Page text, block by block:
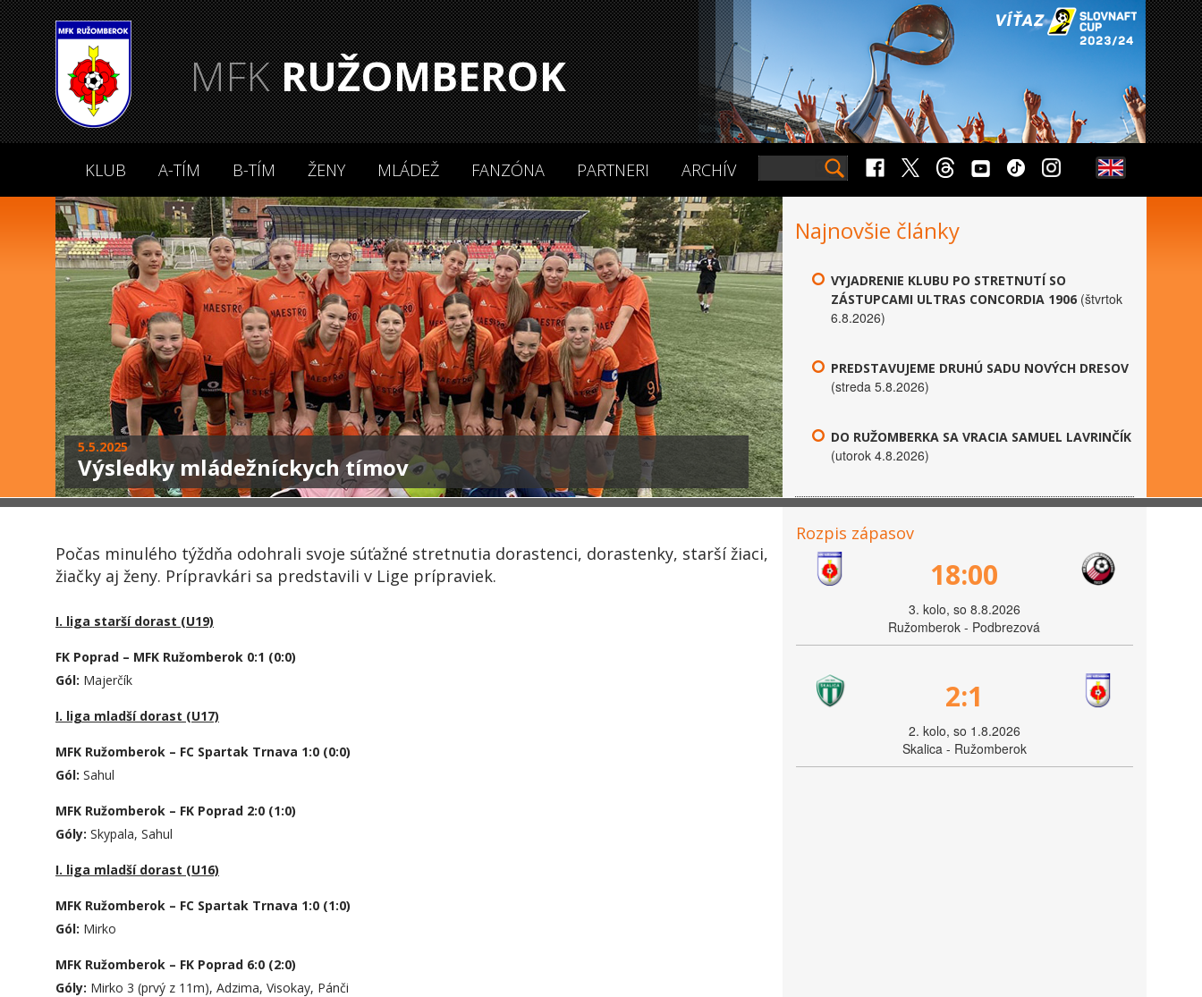
MFKRUŽOMBEROK
KLUB A-TÍM B-TÍM ŽENY MLÁDEŽ FANZÓNA PARTNERI ARCHÍV
5.5.2025
Výsledky mládežníckych tímov
Najnovšie články
VYJADRENIE KLUBU PO STRETNUTÍ SO
ZÁSTUPCAMI ULTRAS CONCORDIA 1906 (štvrtok
6.8.2026)
PREDSTAVUJEME DRUHÚ SADU NOVÝCH DRESOV
(streda 5.8.2026)
DO RUŽOMBERKA SA VRACIA SAMUEL LAVRINČÍK
(utorok 4.8.2026)
Počas minulého týždňa odohrali svoje súťažné stretnutia dorastenci, dorastenky, starší žiaci,
žiačky aj ženy. Prípravkári sa predstavili v Lige prípraviek.
I. liga starší dorast (U19)
FK Poprad – MFK Ružomberok 0:1 (0:0)
Gól: Majerčík
I. liga mladší dorast (U17)
MFK Ružomberok – FC Spartak Trnava 1:0 (0:0)
Gól: Sahul
MFK Ružomberok – FK Poprad 2:0 (1:0)
Góly: Skypala, Sahul
I. liga mladší dorast (U16)
MFK Ružomberok – FC Spartak Trnava 1:0 (1:0)
Gól: Mirko
MFK Ružomberok – FK Poprad 6:0 (2:0)
Góly: Mirko 3 (prvý z 11m), Adzima, Visokay, Pánči
Rozpis zápasov
18:00
3. kolo, so 8.8.2026
Ružomberok - Podbrezová
2:1
2. kolo, so 1.8.2026
Skalica - Ružomberok